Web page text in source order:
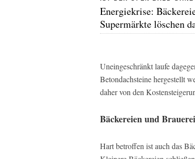
Energiekrise:
Supermärkte löschen
Uneingeschränkt laufe
Betondachsteine hergestellt
daher von den
Bäckereien und
Hart betroffen ist auch das